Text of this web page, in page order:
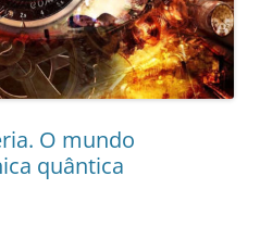
O mundo
quântica